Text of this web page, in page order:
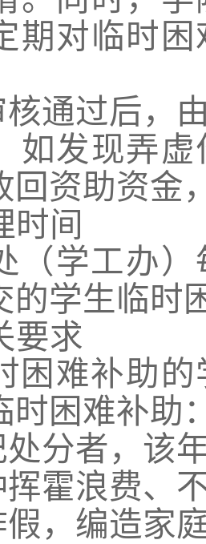
期对临时
核通过后，
如发现弄
回资助资金
时间
（学工办
的学生临时
要求
困难补助
时困难补助
处分者，该
挥霍浪费、
假，编造家